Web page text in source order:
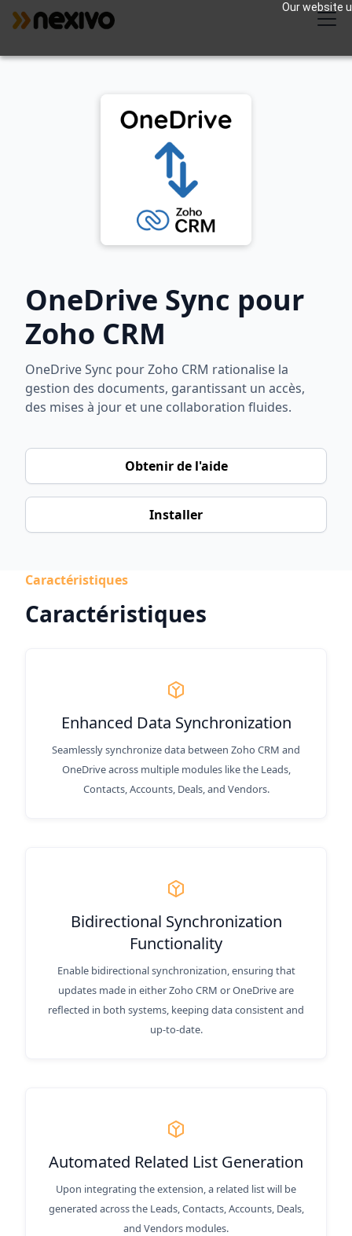
Our website
OneDrive Sync pour
Zoho CRM
OneDrive Sync pour Zoho CRM rationalise la
gestion des documents, garantissant un accès,
des mises à jour et une collaboration fluides.
Obtenir de l'aide
Installer
Caractéristiques
Caractéristiques
Enhanced Data Synchronization
Seamlessly synchronize data between Zoho CRM and
OneDrive across multiple modules like the Leads,
Contacts, Accounts, Deals, and Vendors.
Bidirectional Synchronization
Functionality
Enable bidirectional synchronization, ensuring that
updates made in either Zoho CRM or OneDrive are
reflected in both systems, keeping data consistent and
up-to-date.
Automated Related List Generation
Upon integrating the extension, a related list will be
generated across the Leads, Contacts, Accounts, Deals,
and Vendors modules.